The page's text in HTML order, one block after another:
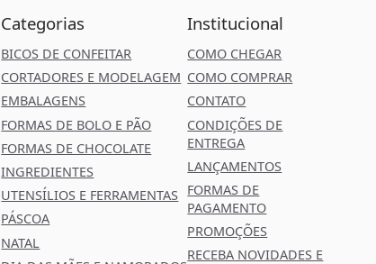
Categorias
BICOS DE CONFEITAR
CORTADORES E MODELAGEM
EMBALAGENS
FORMAS DE BOLO E PÃO
FORMAS DE CHOCOLATE
INGREDIENTES
UTENSÍLIOS E FERRAMENTAS
PÁSCOA
NATAL
Institucional
COMO CHEGAR
COMO COMPRAR
CONTATO
CONDIÇÕES DE
ENTREGA
LANÇAMENTOS
FORMAS DE
PAGAMENTO
PROMOÇÕES
RECEBA NOVIDADES E